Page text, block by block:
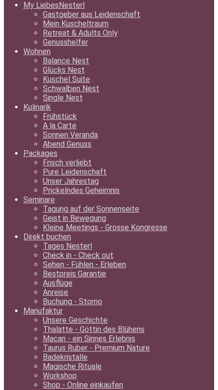
My LiebesNesterl
Gastgeber aus Leidenschaft
Mein Kuscheltraum
Retreat & Adults Only
Genusshelfer
Wohnen
Balance Nest
Glücks Nest
Kuschel Suite
Schwalben Nest
Single Nest
Kulinarik
Frühstück
A la Carte
Sonnen Veranda
Abend Genuss
Packages
Frisch verliebt
Pure Leidenschaft
Unser Jahrestag
Prickelndes Geheimnis
Seminare
Tagung auf der Sonnenseite
Geist in Bewegung
Kleine Meetings - Grosse Kongresse
Direkt buchen
Tages Nesterl
Check in - Check out
Sehen - Fühlen - Erleben
Bestpreis Garantie
Ausflüge
Anreise
Buchung - Storno
Manufaktur
Unsere Geschichte
Thalatte - Göttin des Blühens
Macan - ein Sinnes Erlebnis
Taurus Ruber - Premium Nature
Badekristalle
Magische Rituale
Workshop
Shop - Online einkaufen